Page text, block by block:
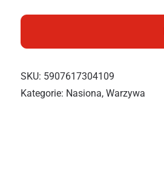
SKU: 5907617304109
Kategorie: Nasiona,Warzywa